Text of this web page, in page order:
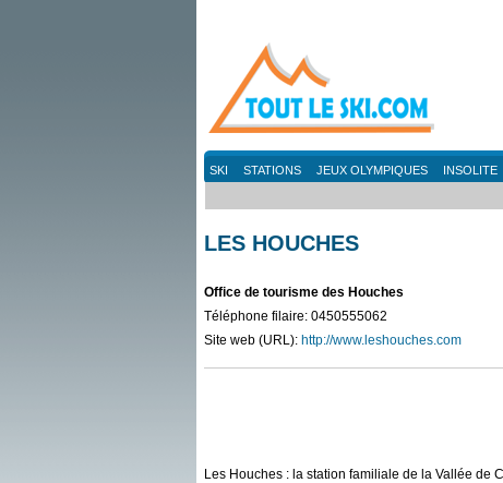
SKI STATIONS JEUX OLYMPIQUES INSOLITE
LES HOUCHES
Office de tourisme des Houches
Téléphone filaire: 0450555062
Site web (URL): http://www.leshouches.com
Les Houches : la station familiale de la Vallée de